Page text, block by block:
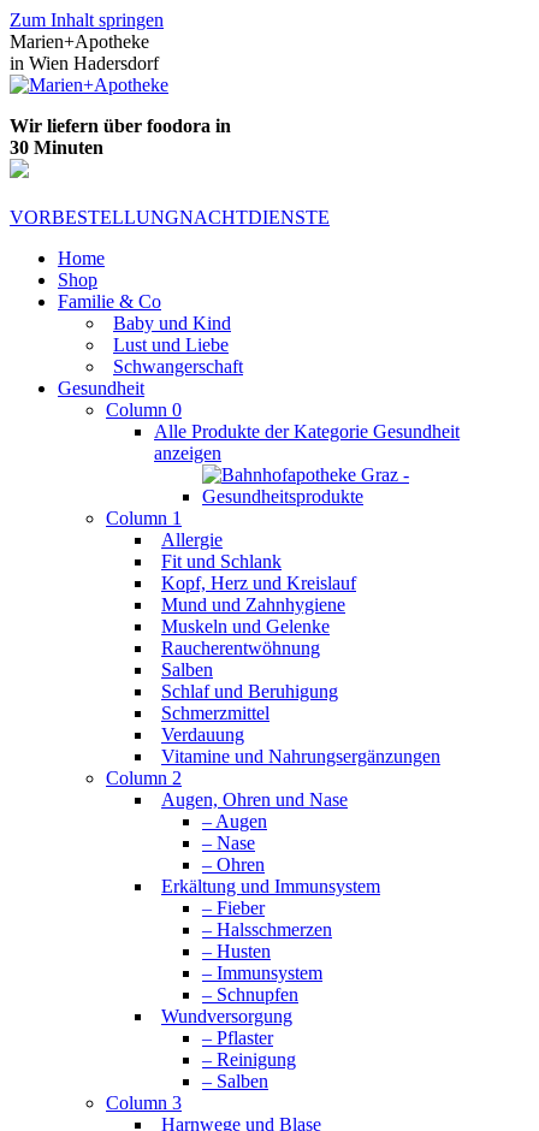
Zum Inhalt springen
Marien+Apotheke
in Wien Hadersdorf
Wir liefern über foodora in
30 Minuten
VORBESTELLUNGNACHTDIENSTE
Home
Shop
Familie & Co
Baby und Kind
Lust und Liebe
Schwangerschaft
Gesundheit
Column 0
Alle Produkte der Kategorie Gesundheit
anzeigen
Column 1
Allergie
Fit und Schlank
Kopf, Herz und Kreislauf
Mund und Zahnhygiene
Muskeln und Gelenke
Raucherentwöhnung
Salben
Schlaf und Beruhigung
Schmerzmittel
Verdauung
Vitamine und Nahrungsergänzungen
Column 2
Augen, Ohren und Nase
– Augen
– Nase
– Ohren
Erkältung und Immunsystem
– Fieber
– Halsschmerzen
– Husten
– Immunsystem
– Schnupfen
Wundversorgung
– Pflaster
– Reinigung
– Salben
Column 3
Harnwege und Blase